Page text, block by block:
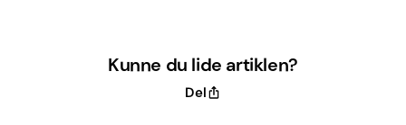
Kunne du lide artiklen?
Del